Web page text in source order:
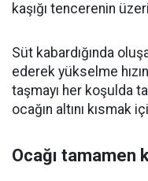
kaşığı tencerenin
Süt kabardığında
ederek yükselme
taşmayı her koşulda
ocağın altını kısmak
Ocağı tamamen